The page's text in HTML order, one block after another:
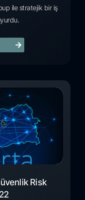
ile stratejik bir iş
Risk